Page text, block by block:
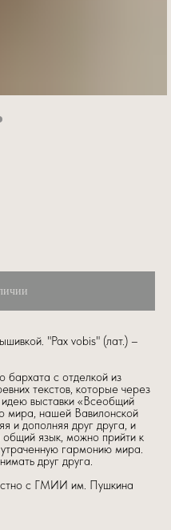
"Pax vobis" (лат.) –
бархата с отделкой из
текстов, которые через
выставки «Всеобщий
мира, нашей Вавилонской
и дополняя друг друга, и
язык, можно прийти к
гармонию мира.
друг друга.
с ГМИИ им. Пушкина